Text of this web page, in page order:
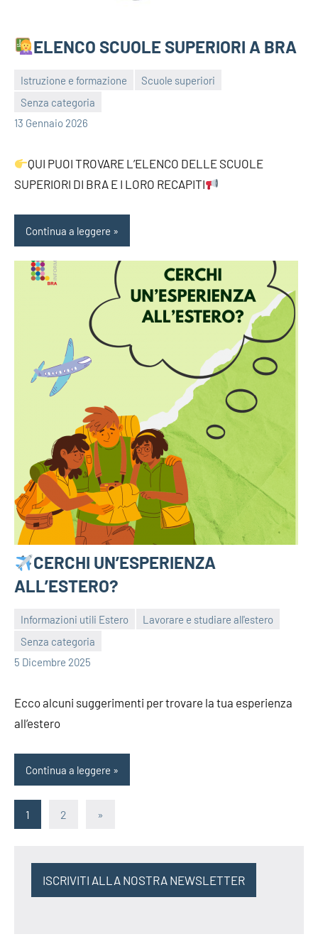
ELENCO SCUOLE SUPERIORI A BRA
Istruzione e formazione
Scuole superiori
Senza categoria
13 Gennaio 2026
bragiovani
QUI PUOI TROVARE L’ELENCO DELLE SCUOLE
SUPERIORI DI BRA E I LORO RECAPITI
Continua a leggere
CERCHI UN’ESPERIENZA
ALL’ESTERO?
Informazioni utili Estero
Lavorare e studiare all'estero
Senza categoria
5 Dicembre 2025
bragiovani
Ecco alcuni suggerimenti per trovare la tua esperienza
all’estero
Continua a leggere
Paginazione
articoli
1 2
Articolo
»
ISCRIVITI ALLA NOSTRA NEWSLETTER